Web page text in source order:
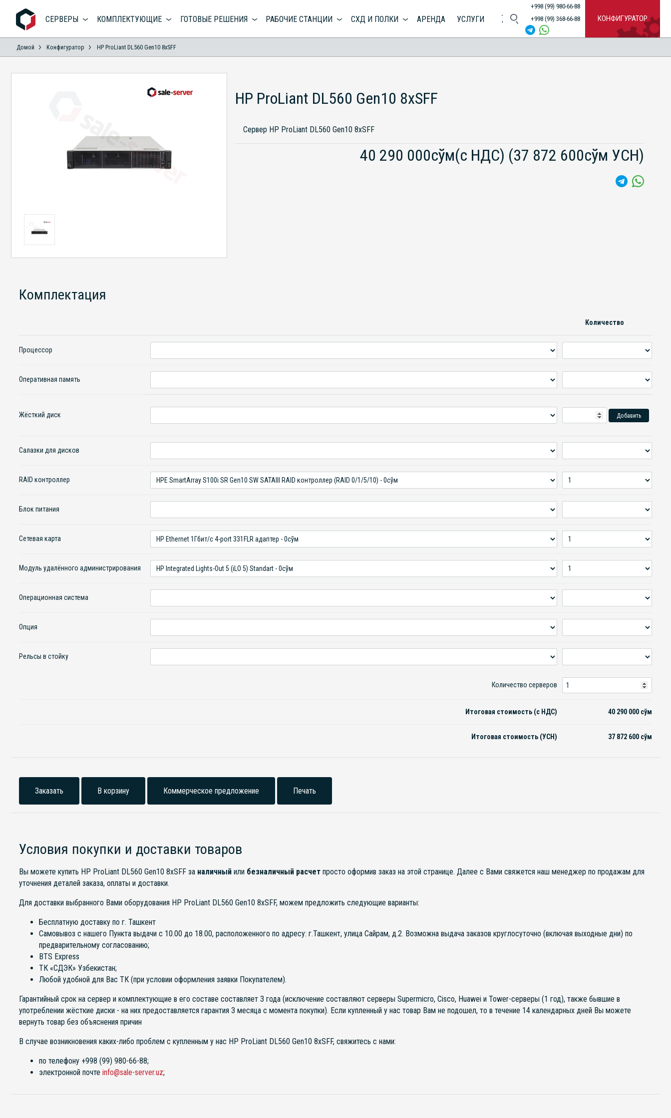
КОНФИГУРАТОР
+998 (99) 980-66-88
+998 (99) 368-66-88
СЕРВЕРЫ КОМПЛЕКТУЮЩИЕ ГОТОВЫЕ РЕШЕНИЯ РАБОЧИЕ СТАНЦИИ СХД И ПОЛКИ АРЕНДА УСЛУГИ
Домой Конфигуратор HP ProLiant DL560 Gen10 8xSFF
HP ProLiant DL560 Gen10 8xSFF
Сервер HP ProLiant DL560 Gen10 8xSFF
40 290 000сўм(с НДС) (37 872 600сўм УСН)
Комплектация
Количество
Процессор
Оперативная память
Жёсткий диск Добавить
Салазки для дисков
RAID контроллер
Блок питания
Сетевая карта
Модуль удалённого администрирования
Операционная система
Опция
Рельсы в стойку
Количество серверов
Итоговая стоимость (с НДС) 40 290 000 сўм
Итоговая стоимость (УСН) 37 872 600 сўм
Заказать В корзину Коммерческое предложение Печать
Условия покупки и доставки товаров
Вы можете купить HP ProLiant DL560 Gen10 8xSFF за наличный или безналичный расчет просто оформив заказ на этой странице. Далее с Вами свяжется наш менеджер по продажам для
уточнения деталей заказа, оплаты и доставки.
Для доставки выбранного Вами оборудования HP ProLiant DL560 Gen10 8xSFF, можем предложить следующие варианты:
Бесплатную доставку по г. Ташкент
Самовывоз с нашего Пункта выдачи с 10.00 до 18.00, расположенного по адресу: г.Ташкент, улица Сайрам, д.2. Возможна выдача заказов круглосуточно (включая выходные дни) по
предварительному согласованию;
BTS Express
ТК «СДЭК» Узбекистан;
Любой удобной для Вас ТК (при условии оформления заявки Покупателем).
Гарантийный срок на сервер и комплектующие в его составе составляет 3 года (исключение составляют серверы Supermicro, Cisco, Huawei и Tower-серверы (1 год), также бывшие в
употреблении жёсткие диски - на них предоставляется гарантия 3 месяца с момента покупки). Если купленный у нас товар Вам не подошел, то в течение 14 календарных дней Вы можете
вернуть товар без объяснения причин
В случае возникновения каких-либо проблем с купленным у нас HP ProLiant DL560 Gen10 8xSFF, свяжитесь с нами:
по телефону +998 (99) 980-66-88;
электронной почте info@sale-server.uz;